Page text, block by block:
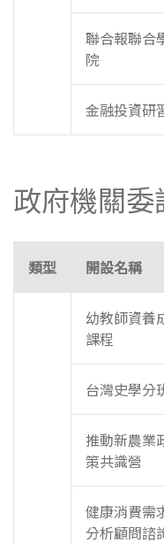
聯合報聯合
院
金融投資研
政府機關委
類型 開設名稱
幼教師資養
課程
台灣史學分
推動新農業
策共識營
健康消費需
分析顧問諮